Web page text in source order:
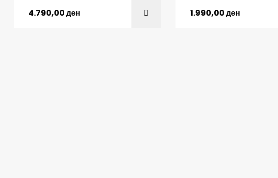
4.790,00ден 1.990,00ден